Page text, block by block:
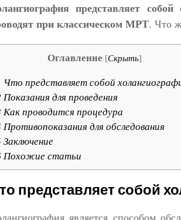
представляет
при классическом МРТ. Что
Оглавление [Скрыть]
Что представляет собой
Показания для проведения
Как проводится процедура
Противопоказания для обследования
Заключение
Похожие статьи
представляет собой
является способом